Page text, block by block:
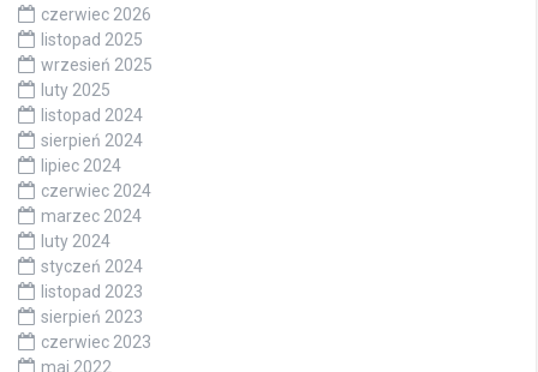
czerwiec 2026
listopad 2025
wrzesień 2025
luty 2025
listopad 2024
sierpień 2024
lipiec 2024
czerwiec 2024
marzec 2024
luty 2024
styczeń 2024
listopad 2023
sierpień 2023
czerwiec 2023
maj 2022